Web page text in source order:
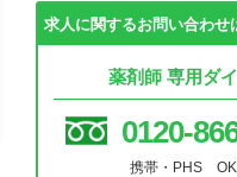
求人に関するお問い合わせ
薬剤師 専用ダ
0120-
携帯・PHS OK